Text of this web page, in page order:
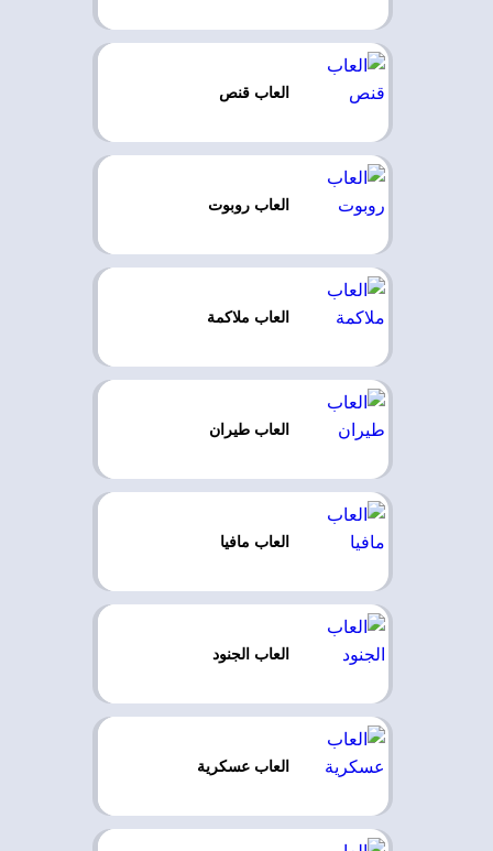
العاب قنص
العاب روبوت
العاب ملاكمة
العاب طيران
العاب مافيا
العاب الجنود
العاب عسكرية